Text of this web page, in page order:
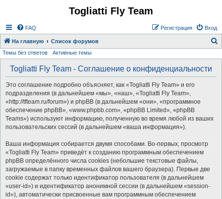
Togliatti Fly Team
FAQ Вход
Регистрация
На главную Список форумов
Темы без ответов Активные темы
Togliatti Fly Team - Соглашение о конфиденциальности
Это соглашение подробно объясняет, как «Togliatti Fly Team» и его
подразделения (в дальнейшем «мы», «наш», «Togliatti Fly Team»,
«http://tfteam.ru/forum») и phpBB (в дальнейшем «они», «программное
обеспечение phpBB», «www.phpbb.com», «phpBB Limited», «phpBB
Teams») используют информацию, полученную во время любой из ваших
пользовательских сессий (в дальнейшем «ваша информация»).
Ваша информация собирается двумя способами. Во-первых, просмотр
«Togliatti Fly Team» приведёт к созданию программным обеспечением
phpBB определённого числа cookies (небольшие текстовые файлы,
загружаемые в папку временных файлов вашего браузера). Первые две
cookie содержат только идентификатор пользователя (в дальнейшем
«user-id») и идентификатор анонимной сессии (в дальнейшем «session-
id»), автоматически присвоенные вам программным обеспечением